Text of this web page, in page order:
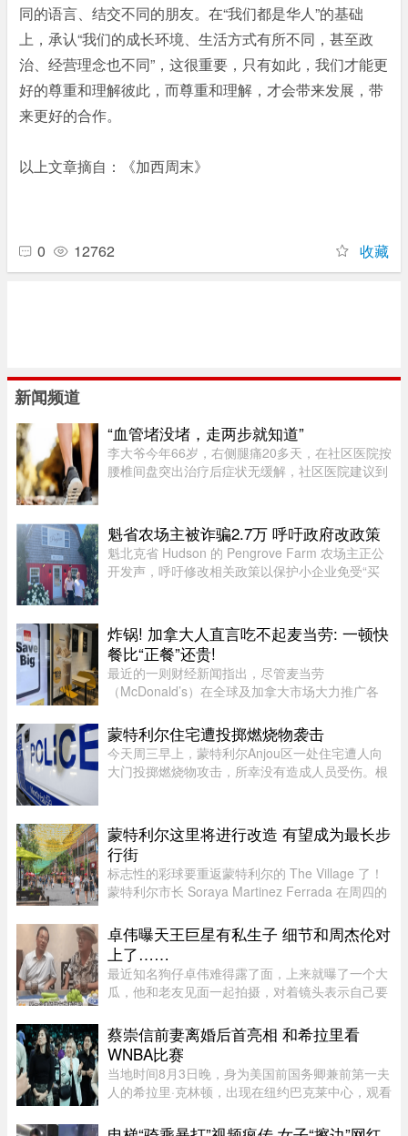
同的语言、结交不同的朋友。在“我们都是华人”的基础
上，承认“我们的成长环境、生活方式有所不同，甚至政
治、经营理念也不同”，这很重要，只有如此，我们才能更
好的尊重和理解彼此，而尊重和理解，才会带来发展，带
来更好的合作。
以上文章摘自：《加西周末》
0 12762 收藏
新闻频道
“血管堵没堵，走两步就知道”
李大爷今年66岁，右侧腿痛20多天，在社区医院按
腰椎间盘突出治疗后症状无缓解，社区医院建议到
侧）、胫后动脉（小腿后侧 ...
魁省农场主被诈骗2.7万 呼吁政府改政策
魁北克省 Hudson 的 Pengrove Farm 农场主正公
开发声，呼吁修改相关政策以保护小企业免受“买
Cosgrove 和 Matt Penney 夫 ...
炸锅! 加拿大人直言吃不起麦当劳: 一顿快
餐比“正餐”还贵!
最近的一则财经新闻指出，尽管麦当劳
（McDonald’s）在全球及加拿大市场大力推广各
度依然出现了明显的放缓。图片来源：Global
News这一现象在加拿大知名社区论坛 r/ ...
蒙特利尔住宅遭投掷燃烧物袭击
今天周三早上，蒙特利尔Anjou区一处住宅遭人向
大门投掷燃烧物攻击，所幸没有造成人员受伤。根
Bellefontaine、靠近avenue de ...
蒙特利尔这里将进行改造 有望成为最长步
行街
标志性的彩球要重返蒙特利尔的 The Village 了！
蒙特利尔市长 Soraya Martinez Ferrada 在周四的
Street East 上空的这些色彩斑斓的小球早已成为该
街区乃至这座城市的象征 ...
卓伟曝天王巨星有私生子 细节和周杰伦对
上了……
最近知名狗仔卓伟难得露了面，上来就曝了一个大
瓜，他和老友见面一起拍摄，对着镜头表示自己要
下，卓伟爆料之前明确表示，故事就是故事，他手
头也没有真凭实据，建议大 ...
蔡崇信前妻离婚后首亮相 和希拉里看
WNBA比赛
当地时间8月3日晚，身为美国前国务卿兼前第一夫
人的希拉里·克林顿，出现在纽约巴克莱中心，观看
队。主场作战的纽约自由队最终以 95-83 获胜，位